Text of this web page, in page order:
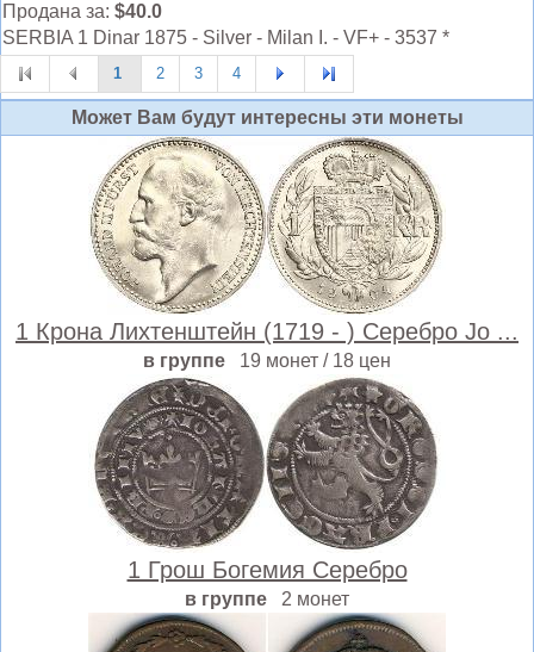
Продана за: $40.0
SERBIA 1 Dinar 1875 - Silver - Milan I. - VF+ - 3537 *
1 2 3 4
Может Вам будут интересны эти монеты
1 Крона Лихтенштейн (1719 - ) Серебро Jo ...
в группе 19 монет / 18 цен
1 Грош Богемия Серебро
в группе 2 монет